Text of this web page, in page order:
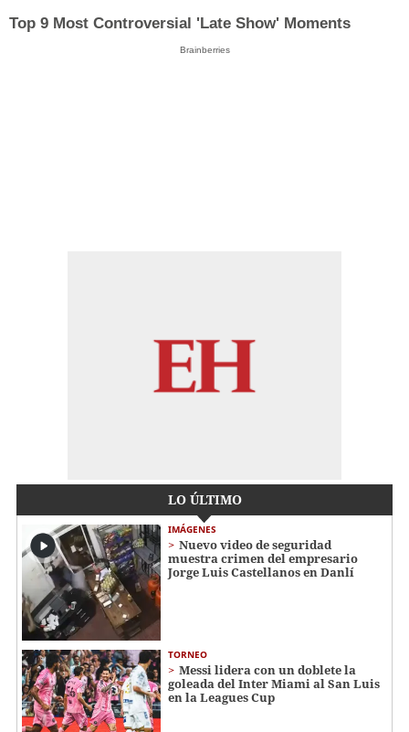
Top 9 Most Controversial 'Late Show' Moments
Brainberries
LO ÚLTIMO
IMÁGENES
Nuevo video de seguridad
muestra crimen del empresario
Jorge Luis Castellanos en Danlí
TORNEO
Messi lidera con un doblete la
goleada del Inter Miami al San Luis
en la Leagues Cup